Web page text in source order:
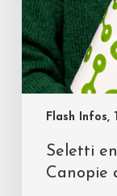
Flash Infos,
Seletti
Canopie